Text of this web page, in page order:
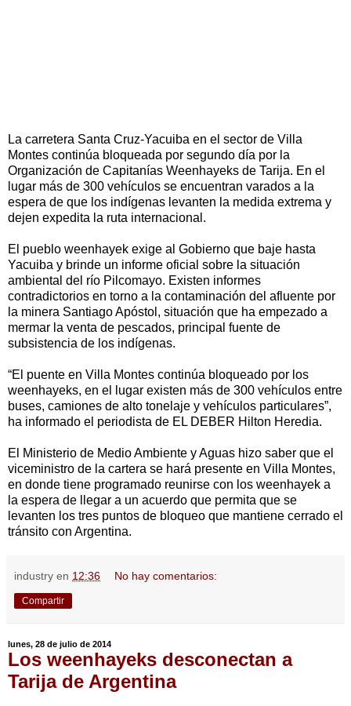
La carretera Santa Cruz-Yacuiba en el sector de Villa
Montes continúa bloqueada por segundo día por la
Organización de Capitanías Weenhayeks de Tarija. En el
lugar más de 300 vehículos se encuentran varados a la
espera de que los indígenas levanten la medida extrema y
dejen expedita la ruta internacional.
El pueblo weenhayek exige al Gobierno que baje hasta
Yacuiba y brinde un informe oficial sobre la situación
ambiental del río Pilcomayo. Existen informes
contradictorios en torno a la contaminación del afluente por
la minera Santiago Apóstol, situación que ha empezado a
mermar la venta de pescados, principal fuente de
subsistencia de los indígenas.
“El puente en Villa Montes continúa bloqueado por los
weenhayeks, en el lugar existen más de 300 vehículos entre
buses, camiones de alto tonelaje y vehículos particulares”,
ha informado el periodista de EL DEBER Hilton Heredia.
El Ministerio de Medio Ambiente y Aguas hizo saber que el
viceministro de la cartera se hará presente en Villa Montes,
en donde tiene programado reunirse con los weenhayek a
la espera de llegar a un acuerdo que permita que se
levanten los tres puntos de bloqueo que mantiene cerrado el
tránsito con Argentina.
industry en 12:36 No hay comentarios:
Compartir
lunes, 28 de julio de 2014
Los weenhayeks desconectan a
Tarija de Argentina